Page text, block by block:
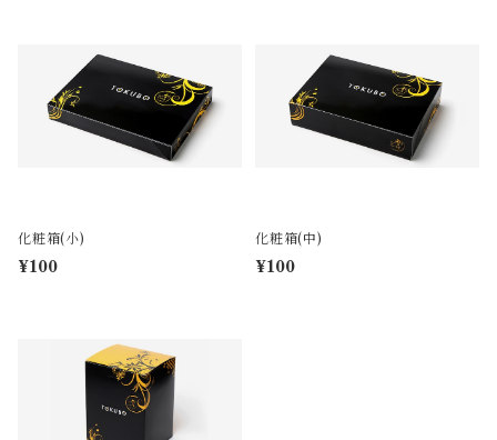
化粧箱(小)
¥100
化粧箱(中)
¥100